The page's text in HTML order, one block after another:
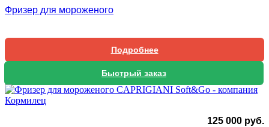
Фризер для мороженого
Подробнее
Быстрый заказ
125 000 руб.